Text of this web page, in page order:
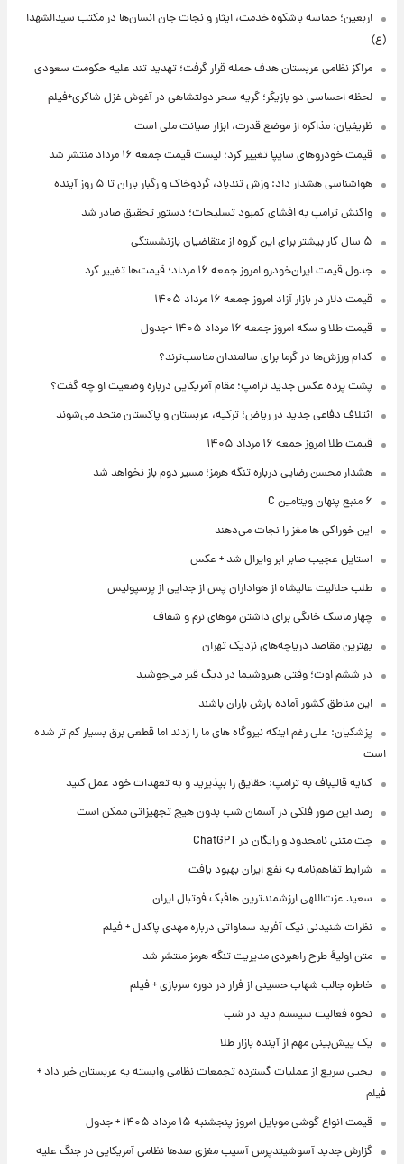
اربعین؛ حماسه باشکوه خدمت، ایثار و نجات جان انسان‌ها در مکتب سیدالشهدا
(ع)
مراکز نظامی عربستان هدف حمله قرار گرفت؛ تهدید تند علیه حکومت سعودی
لحظه احساسی دو بازیگر؛ گریه سحر دولتشاهی در آغوش غزل شاکری+فیلم
ظریفیان: مذاکره از موضع قدرت، ابزار صیانت ملی است
قیمت خودروهای سایپا تغییر کرد؛ لیست قیمت جمعه ۱۶ مرداد منتشر شد
هواشناسی هشدار داد: وزش تندباد، گردوخاک و رگبار باران تا ۵ روز آینده
واکنش ترامپ به افشای کمبود تسلیحات؛ دستور تحقیق صادر شد
۵ سال کار بیشتر برای این گروه از متقاضیان بازنشستگی
جدول قیمت ایران‌خودرو امروز جمعه ۱۶ مرداد؛ قیمت‌ها تغییر کرد
قیمت دلار در بازار آزاد امروز جمعه ۱۶ مرداد ۱۴۰۵
قیمت طلا و سکه امروز جمعه ۱۶ مرداد ۱۴۰۵ +جدول
کدام ورزش‌ها در گرما برای سالمندان مناسب‌ترند؟
پشت پرده عکس جدید ترامپ؛ مقام آمریکایی درباره وضعیت او چه گفت؟
ائتلاف دفاعی جدید در ریاض؛ ترکیه، عربستان و پاکستان متحد می‌شوند
قیمت طلا امروز جمعه ۱۶ مرداد ۱۴۰۵
هشدار محسن رضایی درباره تنگه هرمز؛ مسیر دوم باز نخواهد شد
۶ منبع پنهان ویتامین C
این خوراکی ها مغز را نجات می‌دهند
استایل عجیب صابر ابر وایرال شد + عکس
طلب حلالیت عالیشاه از هواداران پس از جدایی از پرسپولیس
چهار ماسک خانگی برای داشتن موهای نرم و شفاف
بهترین مقاصد دریاچه‌های نزدیک تهران
در ششم اوت؛ وقتی هیروشیما در دیگ قیر می‌جوشید
این مناطق کشور آماده بارش باران باشند
پزشکیان: علی رغم اینکه نیروگاه های ما را زدند اما قطعی برق بسیار کم تر شده
است
کنایه قالیباف به ترامپ: حقایق را بپذیرید و به تعهدات خود عمل کنید
رصد این صور فلکی در آسمان شب بدون هیچ تجهیزاتی ممکن است
چت متنی نامحدود و رایگان در ChatGPT
شرایط تفاهم‌نامه به نفع ایران بهبود یافت
سعید عزت‌اللهی ارزشمندترین هافبک فوتبال ایران
نظرات شنیدنی نیک آفرید سماواتی درباره مهدی پاکدل + فیلم
متن اولیۀ طرح راهبردی مدیریت تنگه هرمز منتشر شد
خاطره جالب شهاب حسینی از فرار در دوره سربازی + فیلم
نحوه فعالیت سیستم دید در شب
یک پیش‌بینی مهم از آینده بازار طلا
یحیی سریع از عملیات گسترده تجمعات نظامی وابسته به عربستان خبر داد +
فیلم
قیمت انواع گوشی موبایل امروز پنجشنبه ۱۵ مرداد ۱۴۰۵ + جدول
گزارش جدید آسوشیتدپرس آسیب مغزی صدها نظامی آمریکایی در جنگ علیه